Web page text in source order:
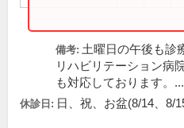
備考: 土曜日の午後も診
リハビリテーション病
も対応しております。
休診日: 日、祝、お盆(8/14、8/